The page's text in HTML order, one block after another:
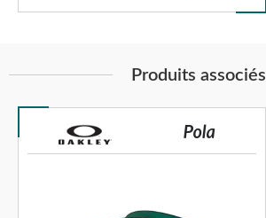
Produits associés